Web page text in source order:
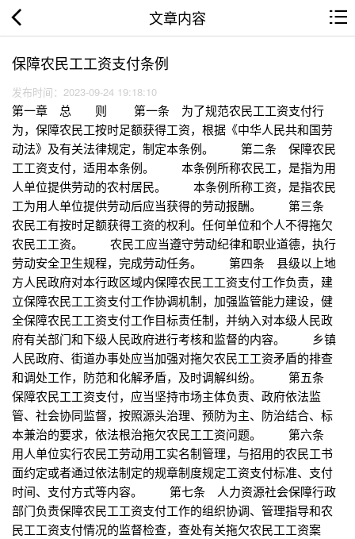
文章内容
保障农民工工资支付条例
发布时间：2023-09-24 19:18:10
第一章 总 则 第一条 为了规范农民工工资支付行
为，保障农民工按时足额获得工资，根据《中华人民共和国劳
动法》及有关法律规定，制定本条例。 第二条 保障农民
工工资支付，适用本条例。 本条例所称农民工，是指为用
人单位提供劳动的农村居民。 本条例所称工资，是指农民
工为用人单位提供劳动后应当获得的劳动报酬。 第三条
农民工有按时足额获得工资的权利。任何单位和个人不得拖欠
农民工工资。 农民工应当遵守劳动纪律和职业道德，执行
劳动安全卫生规程，完成劳动任务。 第四条 县级以上地
方人民政府对本行政区域内保障农民工工资支付工作负责，建
立保障农民工工资支付工作协调机制，加强监管能力建设，健
全保障农民工工资支付工作目标责任制，并纳入对本级人民政
府有关部门和下级人民政府进行考核和监督的内容。 乡镇
人民政府、街道办事处应当加强对拖欠农民工工资矛盾的排查
和调处工作，防范和化解矛盾，及时调解纠纷。 第五条
保障农民工工资支付，应当坚持市场主体负责、政府依法监
管、社会协同监督，按照源头治理、预防为主、防治结合、标
本兼治的要求，依法根治拖欠农民工工资问题。 第六条
用人单位实行农民工劳动用工实名制管理，与招用的农民工书
面约定或者通过依法制定的规章制度规定工资支付标准、支付
时间、支付方式等内容。 第七条 人力资源社会保障行政
部门负责保障农民工工资支付工作的组织协调、管理指导和农
民工工资支付情况的监督检查，查处有关拖欠农民工工资案